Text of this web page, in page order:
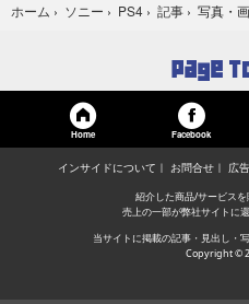
ホーム › ソニー › PS4 › 記事 › 写真・
Home Facebook
インサイドについて お問合せ 広
紹介した商品/サービスを
売上の一部が弊社サイトに
当サイトに掲載の記事・見出し・
Copyright ©